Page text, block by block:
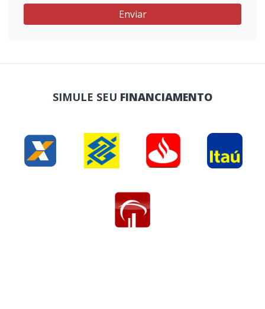
Enviar
SIMULE SEU FINANCIAMENTO